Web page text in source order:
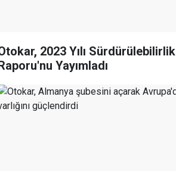
2023 Yılı Sürdürülebilirlik
Yayımladı